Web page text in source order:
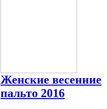
Женские весенние
пальто 2016